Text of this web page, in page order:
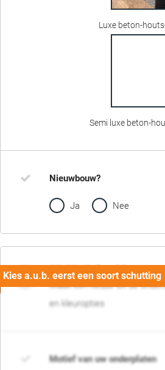
Luxe beton-
Semi luxe beton-
Nieuwbouw?
Ja Nee
02. Motief en kleur
Maak een keuze uit de
en kleuropties
Motief van uw onderplaten